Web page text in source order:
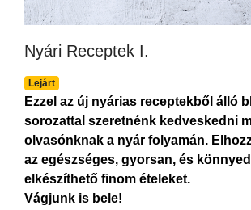
Nyári Receptek I.
Lejárt
Ezzel az új nyárias receptekből álló
sorozattal szeretnénk kedveskedni
olvasónknak a nyár folyamán.
az egészséges, gyorsan, és
elkészíthető finom ételeket.
Vágjunk is bele!